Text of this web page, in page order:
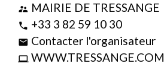
supervisor_account MAIRIE DE TRESSANGE
phone +33 3 82 59 10 30
email Contacter l'organisateur
computer WWW.TRESSANGE.COM